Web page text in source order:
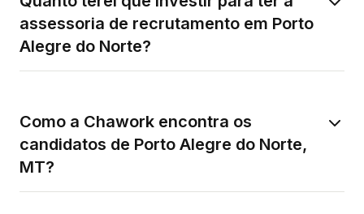
assessoria de recrutamento em Porto
Alegre do Norte?
Como a Chawork encontra os
candidatos de Porto Alegre do Norte,
MT?